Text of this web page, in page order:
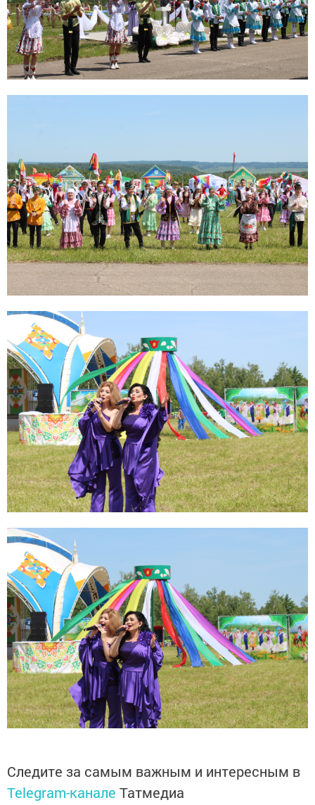
Следите за самым важным и интересным в
Telegram-канале Татмедиа